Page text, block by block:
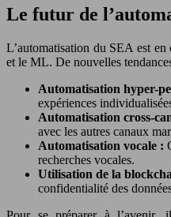
Le futur de
L’automatisation du SEA est
et le ML. De nouvelles
Automatisation hyper-
expériences
Automatisation cross-
avec les autres canaux
Automatisation vocale :
recherches vocales.
Utilisation de la
confidentialité des